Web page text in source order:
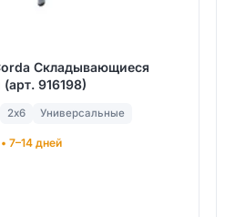
Складывающиеся
916198)
2х6 Универсальные
7–14 дней